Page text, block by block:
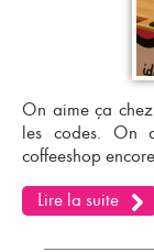
On aime ça
les codes. On
coffeeshop
Lire la suite